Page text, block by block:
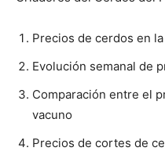
Precios de cerdos en
Evolución semanal de
Comparación entre el
vacuno
Precios de cortes de